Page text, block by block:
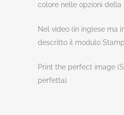
colore nelle opzioni della
Nel video (in inglese ma
descritto il modulo
Print the perfect image
perfetta)